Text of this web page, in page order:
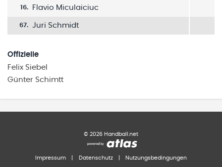
16. Flavio Miculaiciuc
67. Juri Schmidt
Offizielle
Felix Siebel
Günter Schimtt
© 2026 Handball.net
Impressum Datenschutz Nutzungsbedingungen